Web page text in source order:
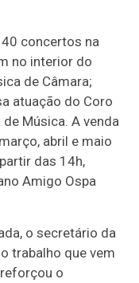
concertos na
no interior do
de Câmara;
atuação do Coro
Música. A venda
abril e maio
das 14h,
Amigo Ospa
o secretário da
trabalho que vem
o